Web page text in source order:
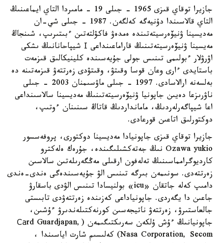
جازيرا توقاي قىزى 1965 - جىلى 19 - مامىردا التاي ايماعىنىڭ
التاي قالاسىندا دۇنيەگە كەلگەن. 1987 - جىلى شي-ان
مەديسينا ۋنيۆەرسيتەتىندە ەمدەۋ فاكۋلتەتىن ءبىتىرىپ، شىنجاڭ
مەيسينا ۋنيۆەرسيتەتىنىڭ قاراماعىنداعى І شيپاحانانىڭ ىشكى
اۋرۋلار ءبولىمى تىنىس جولى جۇيەسىندە كلينيكالىق قىزمەت
باستايدى ءارى وعان قوسا وقىتۋ، وقىتۋدى زەرتتەۋ قىزمەتىنە دە
بەلسەنە ارالاسادى. 1997 - جىلى ماۋسىمنان 2003 - جىلى
ناۋرىزعا دەيىن جاپونيا ۋنيۆەرسيتەتىنىڭ مەديسينا سالاسىنداعى
اعا شيپاگەرلەردىڭ، مامانداردىڭ قاتاڭ سىنىنان ءوتىپ،
دوكتورلىق اتاعىن قورعادى.
جازيرا توقاي قىزى جاپونيادا مەديسينا دوكتورى، پروفەسسور
Ozawa yukio نىڭ جەتەكشىلىگىندە، جۇرەك ەلەكترو
كارديوگرامماسىنىڭ تەلەفون ارقىلى مەڭگەرىلەتىن سالاسىن
زەرتتەدى. سونىمەن بىرگە تىنىس الۋ جۇيەسىندەگى ەندى-ەندى
دامىپ كەلە جاتقان «icu» بولنيسادا تىنىس الۋدى باسقارۋ
جاعىن دا يگەردى. جاپونياداعى كەزىندە زەرتتەۋدى تابىستى
جالعاستىرۋ، زەرتتەۋ ناتيجەسىن كورنەكتىلەندىرۋ ءۇشىن،
جاپونيانىڭ ءۇش ۇلكەن سەرىكتىگىمەن (Саrd Guardjapan,
Nasa Corporation, Secom) كەلىسىم شارت اياسىندا ،